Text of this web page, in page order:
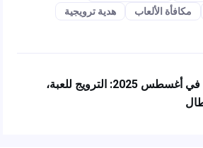
الألعاب
هدية ترويجية
تقويم أحداث MLBB في أغسطس 2025: الترويج للعبة،